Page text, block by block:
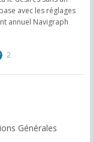
avec les réglages
annuel Navigraph
2
Générales